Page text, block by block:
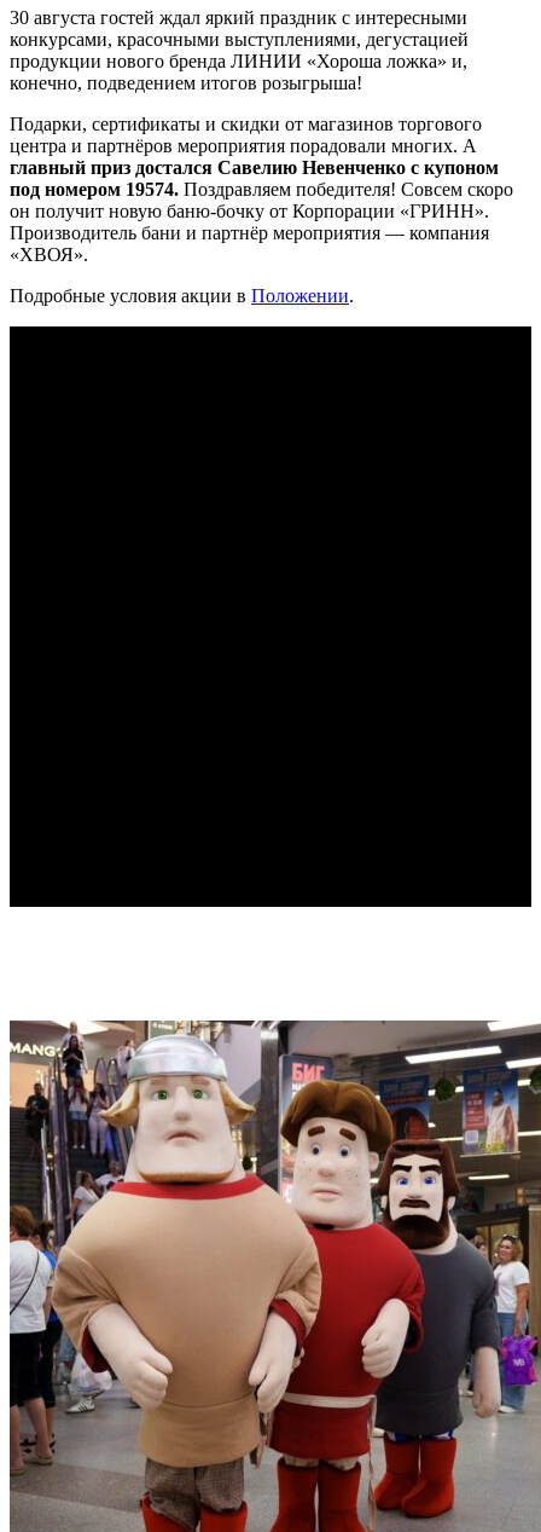
30 августа гостей ждал яркий праздник с интересными
конкурсами, красочными выступлениями, дегустацией
продукции нового бренда ЛИНИИ «Хороша ложка» и,
конечно, подведением итогов розыгрыша!
Подарки, сертификаты и скидки от магазинов торгового
центра и партнёров мероприятия порадовали многих. А
главный приз достался Савелию Невенченко с купоном
под номером 19574. Поздравляем победителя! Совсем скоро
он получит новую баню-бочку от Корпорации «ГРИНН».
Производитель бани и партнёр мероприятия — компания
«ХВОЯ».
Подробные условия акции в Положении.